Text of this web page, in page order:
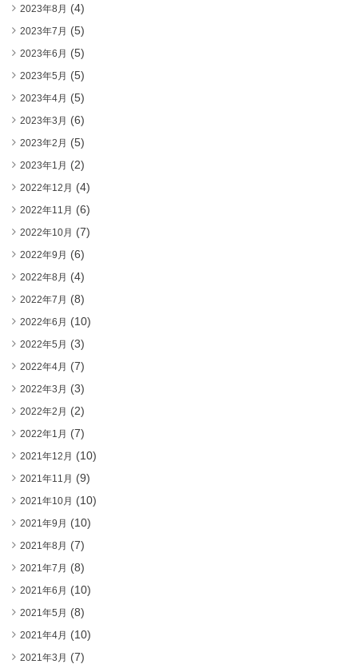
2023年8月 (4)
2023年7月 (5)
2023年6月 (5)
2023年5月 (5)
2023年4月 (5)
2023年3月 (6)
2023年2月 (5)
2023年1月 (2)
2022年12月 (4)
2022年11月 (6)
2022年10月 (7)
2022年9月 (6)
2022年8月 (4)
2022年7月 (8)
2022年6月 (10)
2022年5月 (3)
2022年4月 (7)
2022年3月 (3)
2022年2月 (2)
2022年1月 (7)
2021年12月 (10)
2021年11月 (9)
2021年10月 (10)
2021年9月 (10)
2021年8月 (7)
2021年7月 (8)
2021年6月 (10)
2021年5月 (8)
2021年4月 (10)
2021年3月 (7)